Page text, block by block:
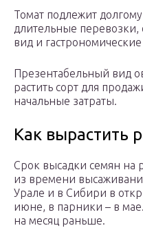
Томат подлежит
длительные перевозки,
вид и гастрономические
Презентабельный вид
растить сорт для
начальные затраты.
Как вырастить
Срок высадки семян на
из времени
Урале и в Сибири в
июне, в парники – в
на месяц раньше.